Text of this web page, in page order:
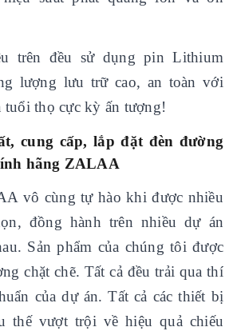
trên đều sử dụng pin Lithium
lượng lưu trữ cao, an toàn với
tuổi thọ cực kỳ ấn tượng!
cung cấp, lắp đặt đèn đường
hãng ZALAA
vô cùng tự hào khi được nhiều
đồng hành trên nhiều dự án
Sản phẩm của chúng tôi được
chặt chẽ. Tất cả đều trải qua thí
của dự án. Tất cả các thiết bị
thế vượt trội về hiệu quả chiếu